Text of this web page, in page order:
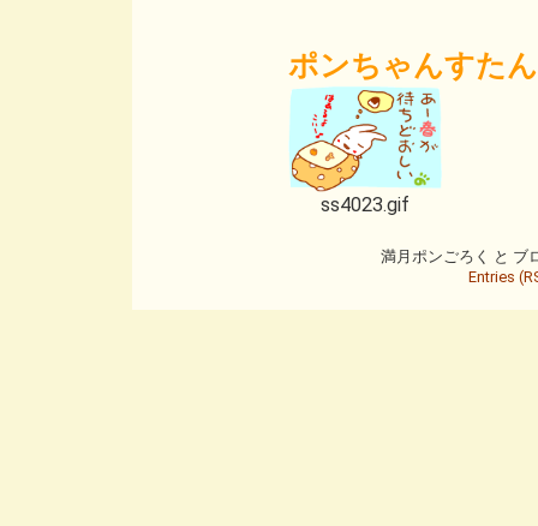
ポンちゃんすた
ss4023.gif
満月ポンごろく と ブ
Entries